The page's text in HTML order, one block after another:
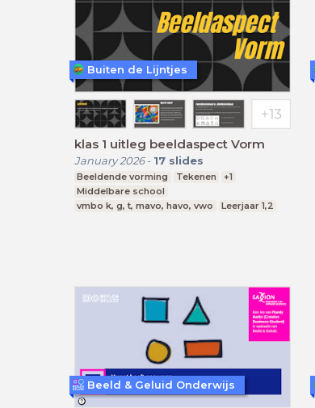
klas 1 uitleg beeldaspect Vorm
January 2026- 17 slides
Beeldende vorming Tekenen
+1
Middelbare school
vmbo k, g, t, mavo, havo, vwo
Leerjaar 1,2
Buiten de Lijntjes
Beeld & Geluid Onderwijs